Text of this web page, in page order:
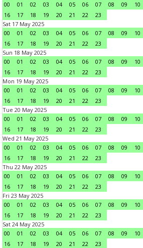
00
01 02 03 04 05 06 07 08 09 10
16
17 18 19 20 21 22
23
Sat 17 May 2025
00
01 02 03 04 05 06 07 08 09 10
16
17 18 19 20 21 22
23
Sun 18 May 2025
00
01 02 03 04 05 06 07 08 09 10
16
17 18 19 20 21 22
23
Mon 19 May 2025
00
01 02 03 04 05 06 07 08 09 10
16
17 18 19 20 21 22
23
Tue 20 May 2025
00
01 02 03 04 05 06 07 08 09 10
16
17 18 19 20 21 22
23
Wed 21 May 2025
00
01 02 03 04 05 06 07 08 09 10
16
17 18 19 20 21 22
23
Thu 22 May 2025
00
01 02 03 04 05 06 07 08 09 10
16
17 18 19 20 21 22
23
Fri 23 May 2025
00
01 02 03 04 05 06 07 08 09 10
16
17 18 19 20 21 22
23
Sat 24 May 2025
00
01 02 03 04 05 06 07 08 09 10
16
17 18 19 20 21 22
23